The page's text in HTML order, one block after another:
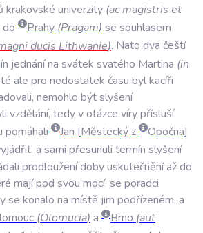
krakovské univerzity (acmagistris et
do Prahy (Pragam) se souhlasem
ducis Lithwanie). Nato dva čeští
jednánína svátek svatého Martina (in
ale pro nedostatek času bylkacíři
, nemohlo býtslyšení
vzdělání, tedyvotázce vírypřísluší
pomáhali Jan Městecký z
Opočna
, a sami přesunuli termín slyšení
prodlouženídobyuskutečněníaždo
majípod svou mocí, se poradci
se konalo na místě jim podřízeném, a
(Olomucia) a Brno (aut